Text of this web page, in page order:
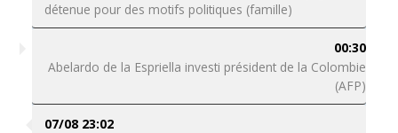
détenue pour des motifs politiques (famille)
00:30
Abelardo de la Espriella investi président de la Colombie
(AFP)
07/08 23:02